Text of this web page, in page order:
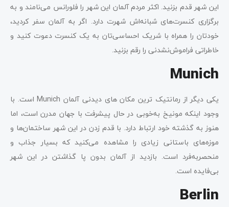
این شهر قدم بزنید. اکثر مردم آلمان این شهر را فلورانس می‌نامند و به
برگزاری کنسرت‌های شبانه‌اش شهرت دارد. اگر به آلمان سفر کردید،
خودتان را همراه با شریک احساسی‌تان به یک کنسرت دعوت کنید و
خاطراتی فراموش‌نشدنی را رقم بزنید.
Munich
یکی دیگر از رمانتیک ترین مکان‌ های دیدنی آلمان Munich است. با
وجود اینکه مونیخ به‌خوبی در حال پیشرفت با جهان مدرن است، اما
هنوز به گذشته خود ارتباط دارد. با قدم زدن در این شهر ساختمان‌ها و
موزه‌های باستانی زیادی را مشاهده می‌کنید که بسیار جذاب و
منحصربه‌فرد است. بازدید از آلمان بدون پا گذاشتن در این شهر
بی‌فایده است.
Berlin